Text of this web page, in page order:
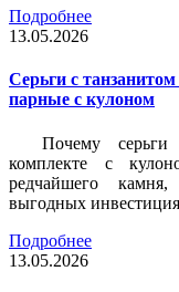
Подробнее
13.05.2026
Серьги с
парные с кулоном
Почему
комплекте с
редчайшего
выгодных
Подробнее
13.05.2026